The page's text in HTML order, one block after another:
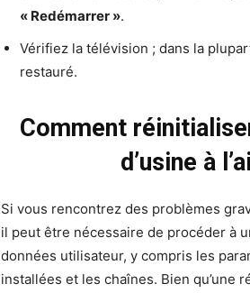
« Redémarrer ».
Vérifiez la télévision ; dans la
restauré.
Comment
d’usine à
Si vous rencontrez des problèmes
il peut être nécessaire de procéder à
données utilisateur, y compris les
installées et les chaînes. Bien qu’une